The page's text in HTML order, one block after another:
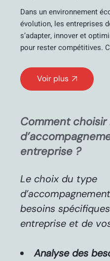
Dans un environnement
évolution, les entreprises
s’adapter, innover et
pour rester compétitives.
Voir plus
Comment
entreprise ?
Le choix du type
besoins
entreprise et de
Analyse des